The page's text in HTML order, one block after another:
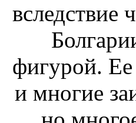
вследствие
фигурой.
и многие